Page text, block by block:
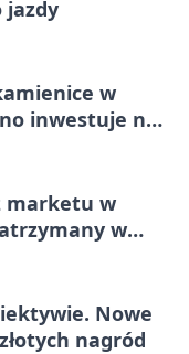
jazdy
w
inwestuje na
marketu w
w
Nowe
nagród